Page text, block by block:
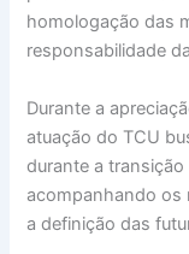
homologação das
responsabilidade
Durante a
atuação do TCU
durante a
acompanhando os
a definição das